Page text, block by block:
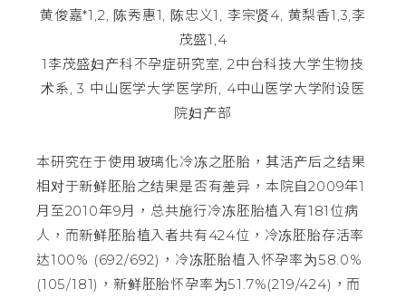
黄俊嘉*1,2, 陈秀惠1, 陈忠义1, 李宗贤4, 黄梨香1,3,李
茂盛1,4
1李茂盛妇产科不孕症研究室, 2中台科技大学生物技
术系, 3 中山医学大学医学所, 4中山医学大学附设医
院妇产部
本研究在于使用玻璃化冷冻之胚胎，其活产后之结果
相对于新鲜胚胎之结果是否有差异，本院自2009年1
月至2010年9月，总共施行冷冻胚胎植入有181位病
人，而新鲜胚胎植入者共有424位，冷冻胚胎存活率
达100% (692/692)，冷冻胚胎植入怀孕率为58.0%
(105/181)，新鲜胚胎怀孕率为51.7%(219/424)，而